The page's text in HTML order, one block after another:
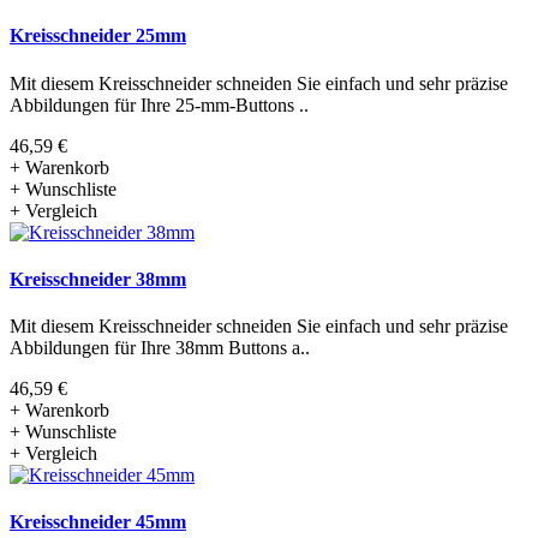
info@buttonsmaken.nl oder +31 36 5252 794.
Was tun bei Problemen?
Sollte es unerwartet zu einem Problem mit der Produktsicherheit
kommen, sorgen wir für eine schnelle Lösung. Dies kann eine
Reparatur, einen Ersatz oder eine Rückerstattung umfassen. Bitte
kontaktieren Sie unseren Kundenservice und fügen Sie folgende
Produkt und Kaufdatum
Fotos oder andere relevante Informationen, falls verfügbar.
Möchten Sie mehr erfahren?Kontaktieren Sie unseren
Produktsicherheitsverordnung (GPSR) und unserem Engagement
für Produktsicherheit.
Kreisschneider 25mm
Mit diesem Kreisschneider schneiden Sie einfach und sehr präzise
Abbildungen für Ihre 25-mm-Buttons ..
46,59 €
+ Warenkorb
+ Wunschliste
+ Vergleich
Kreisschneider 38mm
Mit diesem Kreisschneider schneiden Sie einfach und sehr präzise
Abbildungen für Ihre 38mm Buttons a..
46,59 €
+ Warenkorb
+ Wunschliste
+ Vergleich
Kreisschneider 45mm